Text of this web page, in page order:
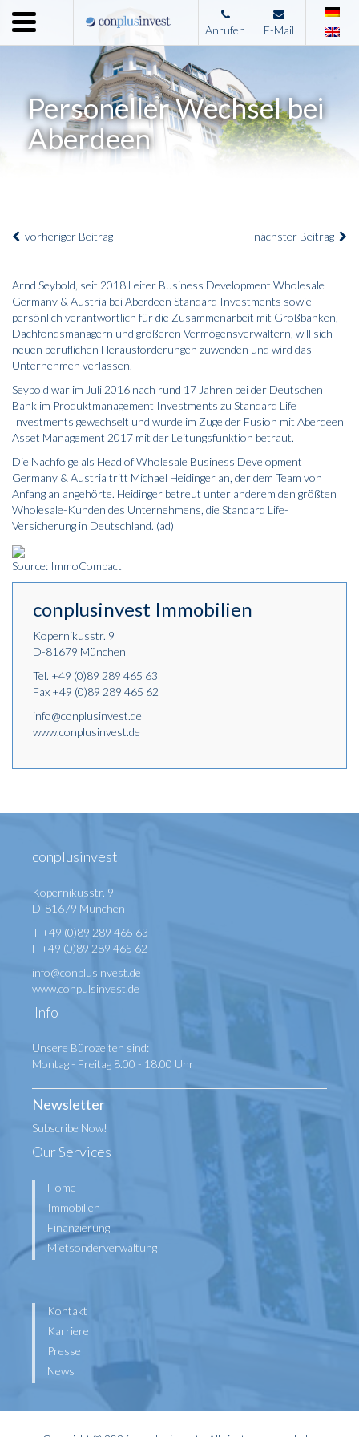
Menu
Home
Leistungen
Immobilienangebote
Kontakt
Anrufen E-Mail
Personeller Wechsel bei
Aberdeen
vorheriger Beitrag nächster Beitrag
Arnd Seybold, seit 2018 Leiter Business Development Wholesale
Germany & Austria bei Aberdeen Standard Investments sowie
persönlich verantwortlich für die Zusammenarbeit mit Großbanken,
Dachfondsmanagern und größeren Vermögensverwaltern, will sich
neuen beruflichen Herausforderungen zuwenden und wird das
Unternehmen verlassen.
Seybold war im Juli 2016 nach rund 17 Jahren bei der Deutschen
Bank im Produktmanagement Investments zu Standard Life
Investments gewechselt und wurde im Zuge der Fusion mit Aberdeen
Asset Management 2017 mit der Leitungsfunktion betraut.
Die Nachfolge als Head of Wholesale Business Development
Germany & Austria tritt Michael Heidinger an, der dem Team von
Anfang an angehörte. Heidinger betreut unter anderem den größten
Wholesale-Kunden des Unternehmens, die Standard Life-
Versicherung in Deutschland. (ad)
Source: ImmoCompact
conplusinvest Immobilien
Kopernikusstr. 9
D-81679 München
Tel. +49 (0)89 289 465 63
Fax +49 (0)89 289 465 62
info@conplusinvest.de
www.conplusinvest.de
conplusinvest
Kopernikusstr. 9
D-81679 München
T +49 (0)89 289 465 63
F +49 (0)89 289 465 62
info@conplusinvest.de
www.conpulsinvest.de
Info
Unsere Bürozeiten sind:
Montag - Freitag 8.00 - 18.00 Uhr
Newsletter
Subscribe Now!
Our Services
Home
Immobilien
Finanzierung
Mietsonderverwaltung
Kontakt
Karriere
Presse
News